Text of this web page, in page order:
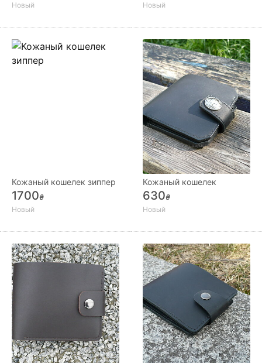
Новый
Новый
Кожаный кошелек зиппер
1700₴
Новый
Кожаный кошелек
630₴
Новый